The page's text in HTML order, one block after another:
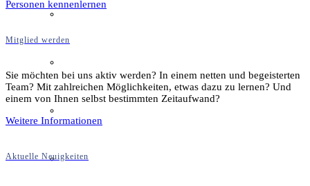
Sachsenhof
Personen kennenlernen
Mitglied werden
Sie möchten bei uns aktiv werden? In einem netten und begeisterten
Team? Mit zahlreichen Möglichkeiten, etwas dazu zu lernen? Und
einem von Ihnen selbst bestimmten Zeitaufwand?
Weitere Informationen
Aktuelle Neuigkeiten